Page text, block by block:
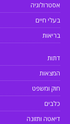
אסטרולוגיה
בעלי חיים
בריאות
דתות
המצאות
חוק ומשפט
כלבים
דיאטה ותזונה